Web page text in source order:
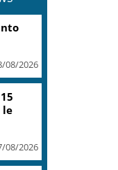
08/2026
le
08/2026